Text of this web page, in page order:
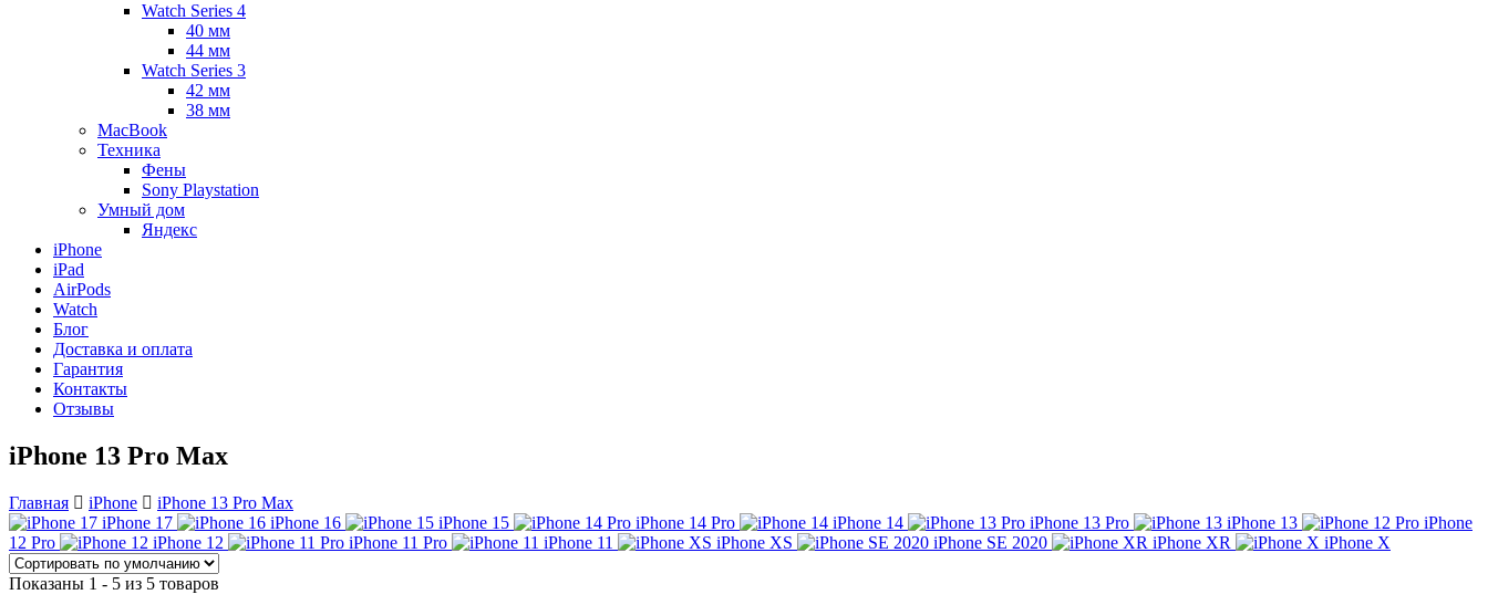
Watch Series 4
40 мм
44 мм
Watch Series 3
42 мм
38 мм
MacBook
Техника
Фены
Sony Playstation
Умный дом
Яндекс
iPhone
iPad
AirPods
Watch
Блог
Доставка и оплата
Гарантия
Контакты
Отзывы
iPhone 13 Pro Max
Главная iPhone
iPhone 13 Pro Max
iPhone 17
iPhone 16 iPhone 15 iPhone 14 Pro iPhone 14 iPhone 13 Pro iPhone 13
iPhone
12 Pro
iPhone 12 iPhone 11 Pro iPhone 11 iPhone XS iPhone SE 2020 iPhone XR iPhone X
Показаны 1 - 5 из 5 товаров